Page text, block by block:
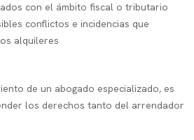
con el ámbito fiscal o tributario
conflictos e incidencias que
alquileres
de un abogado especializado, es
los derechos tanto del arrendador